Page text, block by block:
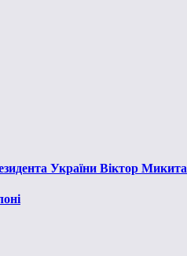
України Віктор Микита